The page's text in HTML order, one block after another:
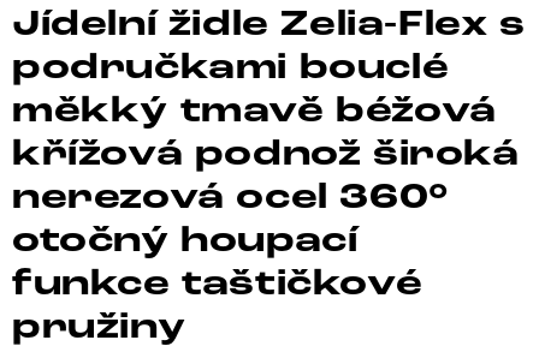
Jídelní židle Zelia-Flex s
područkami bouclé
měkký tmavě béžová
křížová podnož široká
nerezová ocel 360°
otočný houpací
funkce taštičkové
pružiny